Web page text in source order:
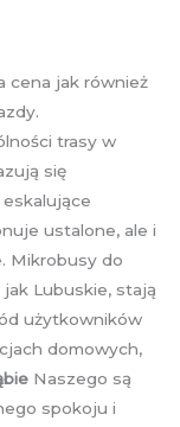
cena jak również
trasy w
się
ustalone, ale i
Mikrobusy do
jak Lubuskie, stają
użytkowników
domowych,
Naszego są
spokoju i